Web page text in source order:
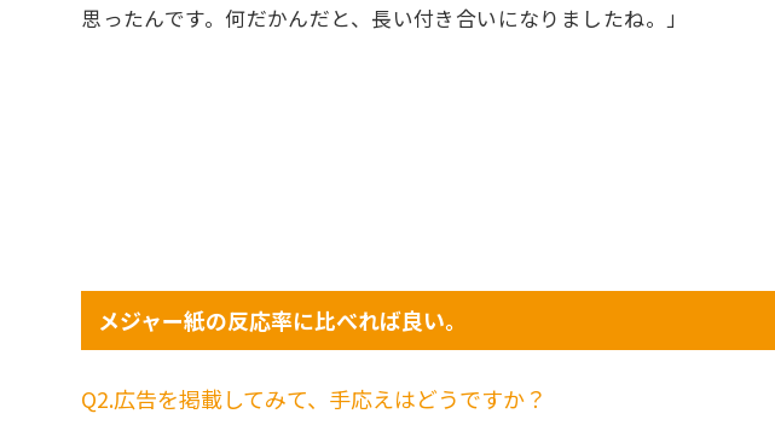
思ったんです。何だかんだと、長い付き合いになりましたね。」
メジャー紙の反応率に比べれば良い。
Q2.広告を掲載してみて、手応えはどうですか？